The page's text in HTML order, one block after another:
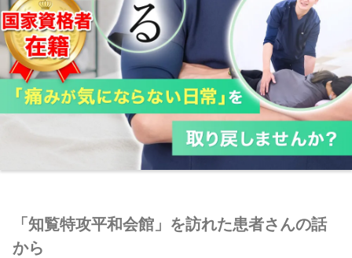
「知覧特攻平和会館」を訪れた患者さんの話
から